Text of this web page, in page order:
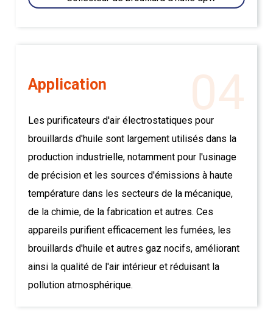
04
Application
Les purificateurs d'air électrostatiques pour
brouillards d'huile sont largement utilisés dans la
production industrielle, notamment pour l'usinage
de précision et les sources d'émissions à haute
température dans les secteurs de la mécanique,
de la chimie, de la fabrication et autres. Ces
appareils purifient efficacement les fumées, les
brouillards d'huile et autres gaz nocifs, améliorant
ainsi la qualité de l'air intérieur et réduisant la
pollution atmosphérique.